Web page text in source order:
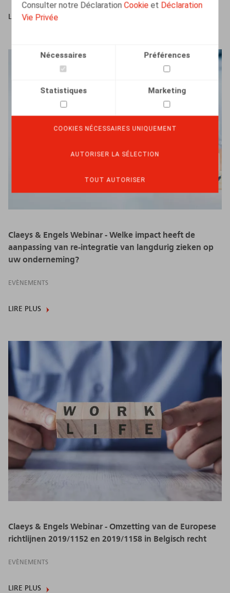
Consulter notre DéclarationCookie et Déclaration
Vie Privée
Nécessaires Préférences
Statistiques Marketing
COOKIES NÉCESSAIRES UNIQUEMENT
AUTORISER LA SÉLECTION
TOUT AUTORISER
LIRE PLUS
Claeys & Engels Webinar - Welke impact heeft de
aanpassing van re-integratie van langdurig zieken op
uw onderneming?
EVÈNEMENTS
LIRE PLUS
Claeys & Engels Webinar - Omzetting van de Europese
richtlijnen 2019/1152 en 2019/1158 in Belgisch recht
EVÈNEMENTS
LIRE PLUS